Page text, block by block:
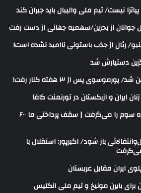
نیست/ تیم ملی والیبال باید جبران کند
از بحرین/سهمیه جهانی از دست رفت
رئال از جذب باستونی ناامید نشده است!
دستیارش شد
پس از ۳ هفته کنار رفت!
ایران و ازبکستان در تورنمنت کافا
استقلال با سهراب ستاره سوم را می‌گرفت | سقف پرداختی ما ۶۰۰
باز شود/ اکبرپور: استقلال با
ایران مقابل عربستان
بایرن مونیخ و تیم ملی انگلیس